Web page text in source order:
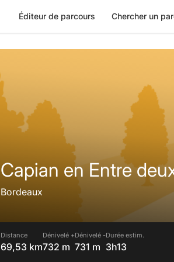
Éditeur de parcours Chercher un
Capian en Entre
Bordeaux
Distance
69,53 km
Dénivelé +
732 m
Dénivelé -
731 m
Durée estim.
3h13